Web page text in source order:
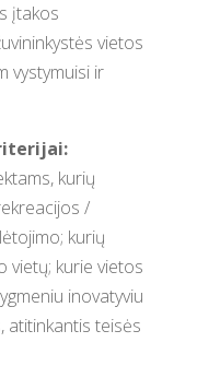
įtakos
vietos
vystymuisi ir
kurių
/
kurių
vietų; kurie vietos
inovatyviu
atitinkantis teisės